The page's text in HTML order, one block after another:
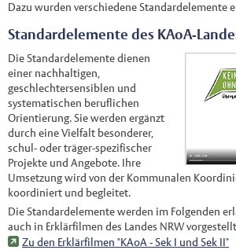
Dazu wurden verschiedene Standardelemente
Standardelemente des KAoA-
Die Standardelemente dienen
einer nachhaltigen,
geschlechtersensiblen und
systematischen beruflichen
Orientierung. Sie werden ergänzt
durch eine Vielfalt besonderer,
schul- oder träger-spezifischer
Projekte und Angebote. Ihre
Umsetzung wird von der Kommunalen
koordiniert und begleitet.
Die Standardelemente werden im Folgenden
auch in Erklärfilmen des Landes NRW
Zu den Erklärfilmen "KAoA - Sek I und Sek II"